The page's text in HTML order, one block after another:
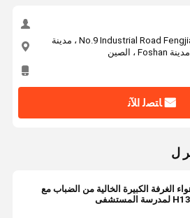
بلوك 1 ، No.9 Industrial Road Fengjian Industrial Zone ، مدينة
ﺎﺘﺼﻟ ﺍﻶﻧ
ل
الغرفة الكبيرة الخالية من الضباب مع